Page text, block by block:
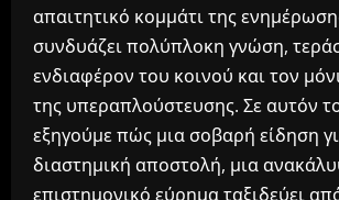
απαιτητικό κομμάτι της
συνδυάζει πολύπλοκη γνώση,
ενδιαφέρον του κοινού και τον
της υπεραπλούστευσης. Σε αυτόν
εξηγούμε πώς μια σοβαρή είδηση
διαστημική αποστολή, μια
επιστημονικό εύρημα ταξιδεύει